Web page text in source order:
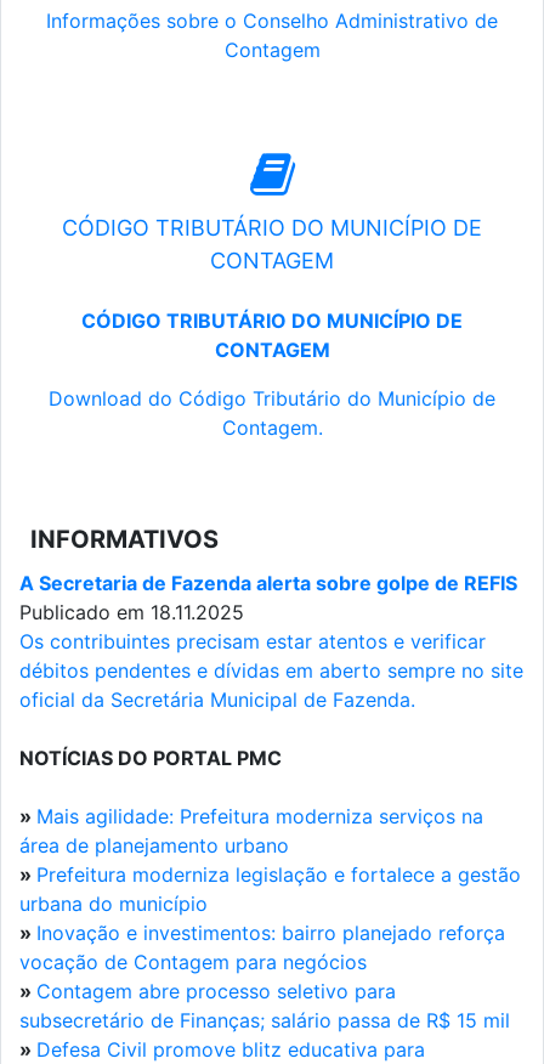
Informações sobre o Conselho Administrativo de
Contagem
CÓDIGO TRIBUTÁRIO DO MUNICÍPIO DE
CONTAGEM
CÓDIGO TRIBUTÁRIO DO MUNICÍPIO DE
CONTAGEM
Download do Código Tributário do Município de
Contagem.
INFORMATIVOS
A Secretaria de Fazenda alerta sobre golpe de REFIS
Publicado em 18.11.2025
Os contribuintes precisam estar atentos e verificar
débitos pendentes e dívidas em aberto sempre no site
oficial da Secretária Municipal de Fazenda.
NOTÍCIAS DO PORTAL PMC
» Mais agilidade: Prefeitura moderniza serviços na
área de planejamento urbano
» Prefeitura moderniza legislação e fortalece a gestão
urbana do município
» Inovação e investimentos: bairro planejado reforça
vocação de Contagem para negócios
» Contagem abre processo seletivo para
subsecretário de Finanças; salário passa de R$ 15 mil
» Defesa Civil promove blitz educativa para